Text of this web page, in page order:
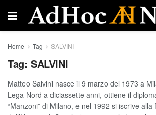
Home Tag SALVINI
Tag: SALVINI
Matteo Salvini nasce il 9 marzo del 1973 a
Lega Nord a diciassette anni, ottiene il
“Manzoni” di Milano, e nel 1992 si iscrive alla